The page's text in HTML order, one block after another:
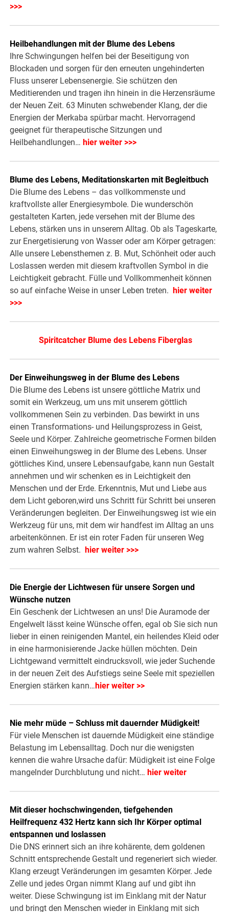
>>>
Heilbehandlungen mit der Blume des Lebens
Ihre Schwingungen helfen bei der Beseitigung von
Blockaden und sorgen für den erneuten ungehinderten
Fluss unserer Lebensenergie. Sie schützen den
Meditierenden und tragen ihn hinein in die Herzensräume
der Neuen Zeit. 63 Minuten schwebender Klang, der die
Energien der Merkaba spürbar macht. Hervorragend
geeignet für therapeutische Sitzungen und
Heilbehandlungen… hier weiter >>>
Blume des Lebens, Meditationskarten mit Begleitbuch
Die Blume des Lebens – das vollkommenste und
kraftvollste aller Energiesymbole. Die wunderschön
gestalteten Karten, jede versehen mit der Blume des
Lebens, stärken uns in unserem Alltag. Ob als Tageskarte,
zur Energetisierung von Wasser oder am Körper getragen:
Alle unsere Lebensthemen z. B. Mut, Schönheit oder auch
Loslassen werden mit diesem kraftvollen Symbol in die
Leichtigkeit gebracht. Fülle und Vollkommenheit können
so auf einfache Weise in unser Leben treten.
hier weiter
>>>
Spiritcatcher Blume des Lebens Fiberglas
Der Einweihungsweg in der Blume des Lebens
Die Blume des Lebens ist unsere göttliche Matrix und
somit ein Werkzeug, um uns mit unserem göttlich
vollkommenen Sein zu verbinden. Das bewirkt in uns
einen Transformations- und Heilungsprozess in Geist,
Seele und Körper. Zahlreiche geometrische Formen bilden
einen Einweihungsweg in der Blume des Lebens. Unser
göttliches Kind, unsere Lebensaufgabe, kann nun Gestalt
annehmen und wir schenken es in Leichtigkeit den
Menschen und der Erde. Erkenntnis, Mut und Liebe aus
dem Licht geboren,wird uns Schritt für Schritt bei unseren
Veränderungen begleiten. Der Einweihungsweg ist wie ein
Werkzeug für uns, mit dem wir handfest im Alltag an uns
arbeitenkönnen. Er ist ein roter Faden für unseren Weg
zum wahren Selbst.
hier weiter >>>
Die Energie der Lichtwesen für unsere Sorgen und
Wünsche nutzen
Ein Geschenk der Lichtwesen an uns! Die Auramode der
Engelwelt lässt keine Wünsche offen, egal ob Sie sich nun
lieber in einen reinigenden Mantel, ein heilendes Kleid oder
in eine harmonisierende Jacke hüllen möchten. Dein
Lichtgewand vermittelt eindrucksvoll, wie jeder Suchende
in der neuen Zeit des Aufstiegs seine Seele mit speziellen
Energien stärken kann… hier weiter >>
Nie mehr müde – Schluss mit dauernder Müdigkeit!
Für viele Menschen ist dauernde Müdigkeit eine ständige
Belastung im Lebensalltag. Doch nur die wenigsten
kennen die wahre Ursache dafür: Müdigkeit ist eine Folge
mangelnder Durchblutung und nicht… hier weiter
Mit dieser hochschwingenden, tiefgehenden
Heilfrequenz 432 Hertz kann sich Ihr Körper optimal
entspannen und loslassen
Die DNS erinnert sich an ihre kohärente, dem goldenen
Schnitt entsprechende Gestalt und regeneriert sich wieder.
Klang erzeugt Veränderungen im gesamten Körper. Jede
Zelle und jedes Organ nimmt Klang auf und gibt ihn
weiter. Diese Schwingung ist im Einklang mit der Natur
und bringt den Menschen wieder in Einklang mit sich